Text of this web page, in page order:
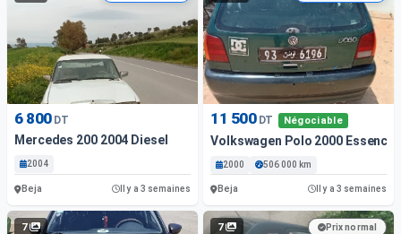
6 800 DT
Mercedes 200 2004 Diesel
2004
Beja Il y a 3 semaines
11 500 DT Négociable
Volkswagen Polo 2000 Essence
2000 506 000 km
Beja Il y a 3 semaines
7 7 Prix normal